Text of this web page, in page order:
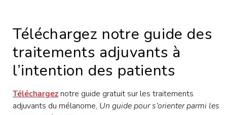
Téléchargez notre guide des
traitements adjuvants à
l’intention des patients
Téléchargez notre guide gratuit sur les traitements
adjuvants du mélanome, Un guide pour s’orienter parmi les